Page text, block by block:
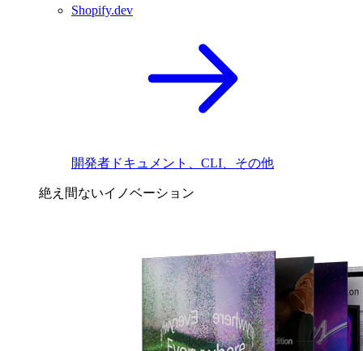
Shopify.dev
開発者ドキュメント、CLI、その他
絶え間ないイノベーション